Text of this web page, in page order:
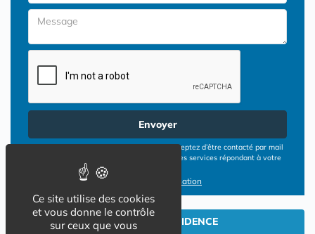
Envoyer
En cliquant sur le bouton ENVOYER vous acceptez d’être contacté par mail
ou téléphone par les opérateurs de résidences services répondant à votre
Conditions d'utilisation
INVESTIR EN RESIDENCE
Ce site utilise des cookies
et vous donne le contrôle
sur ceux que vous